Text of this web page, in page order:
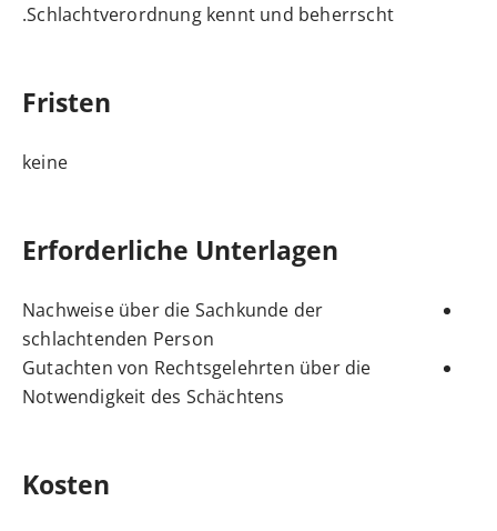
Schlachtverordnung kennt und beherrscht.
Fristen
keine
Erforderliche Unterlagen
Nachweise über die Sachkunde der
schlachtenden Person
Gutachten von Rechtsgelehrten über die
Notwendigkeit des Schächtens
Kosten